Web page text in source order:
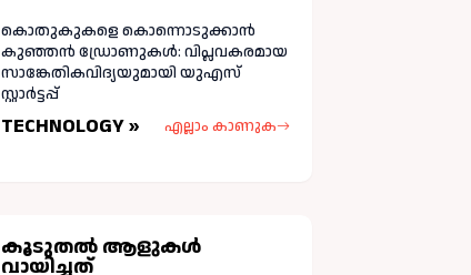
കൊതുകുകളെ കൊന്നൊടുക്കാൻ
കുഞ്ഞൻ ഡ്രോണുകൾ: വിപ്ലവകരമായ
സാങ്കേതികവിദ്യയുമായി യുഎസ്
സ്റ്റാർട്ടപ്പ്
TECHNOLOGY » എല്ലാം കാണുക
കൂടുതല്‍ ആളുകള്‍
വായിച്ചത്